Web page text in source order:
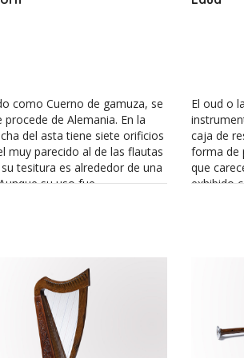
como Cuerno de gamuza, se
procede de Alemania. En la
del asta tiene siete orificios
muy parecido al de las flautas
tesitura es alrededor de una
su uso fue
(1551-1561) de
(ca. 1500 – 1561).
El oud o
caja de
forma de
que
exhibido